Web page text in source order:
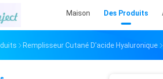
Maison Des Produits
Remplisseur Cutané D'acide Hyaluronique